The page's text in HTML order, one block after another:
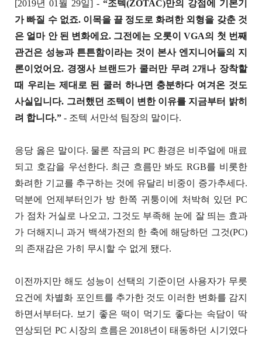
[2019년 01월 29일] - “조텍(ZOTAC)만의 강점에 기본기
가 빠질 수 없죠. 이목을 끌 정도로 화려한 외형을 갖춘 것
은 얼마 안 된 변화에요. 그전에는 오롯이 VGA의 첫 번째
관건은 성능과 튼튼함이라는 것이 본사 엔지니어들의 지
론이었어요. 경쟁사 브랜드가 쿨러만 무려 2개나 장착할
때 우리는 제대로 된 쿨러 하나면 충분하다 여겨온 것도
사실입니다. 그러했던 조텍이 변한 이유를 지금부터 밝히
려 합니다.” - 조텍 서만석 팀장의 말이다.
응당 옳은 말이다. 물론 작금의 PC 환경은 비주얼에 매료
되고 호감을 우선한다. 최근 흐름만 봐도 RGB를 비롯한
화려한 기교를 추구하는 것에 유달리 비중이 증가추세다.
덕분에 언제부터인가 방 한쪽 귀퉁이에 처박혀 있던 PC
가 점차 거실로 나오고, 그것도 부족해 눈에 잘 띄는 효과
가 더해지니 과거 백색가전의 한 축에 해당하던 그것(PC)
의 존재감은 가히 무시할 수 없게 됐다.
이전까지만 해도 성능이 선택의 기준이던 사용자가 무릇
요건에 차별화 포인트를 추가한 것도 이러한 변화를 감지
하면서부터다. 보기 좋은 떡이 먹기도 좋다는 속담이 딱
연상되던 PC 시장의 흐름은 2018년이 태동하던 시기였다